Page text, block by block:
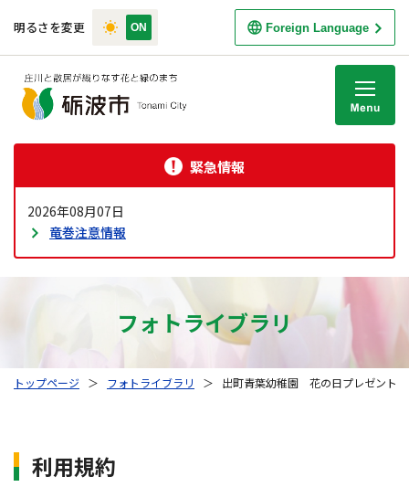
明るさを変更 Foreign Language
緊急情報
2026年08月07日
竜巻注意情報
フォトライブラリ
トップページ ＞ フォトライブラリ ＞ 出町青葉幼稚園 花の日プレゼント
利用規約